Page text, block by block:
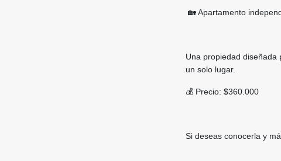
🏡 Apartamento
Una propiedad diseñada
un solo lugar.
💰 Precio: $360.000
Si deseas conocerla y